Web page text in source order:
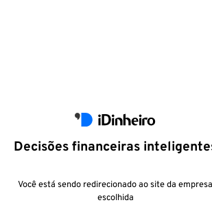
Decisões financeiras
Você está sendo redirecionado ao site da empresa
escolhida